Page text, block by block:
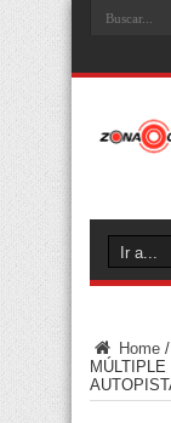
Home /